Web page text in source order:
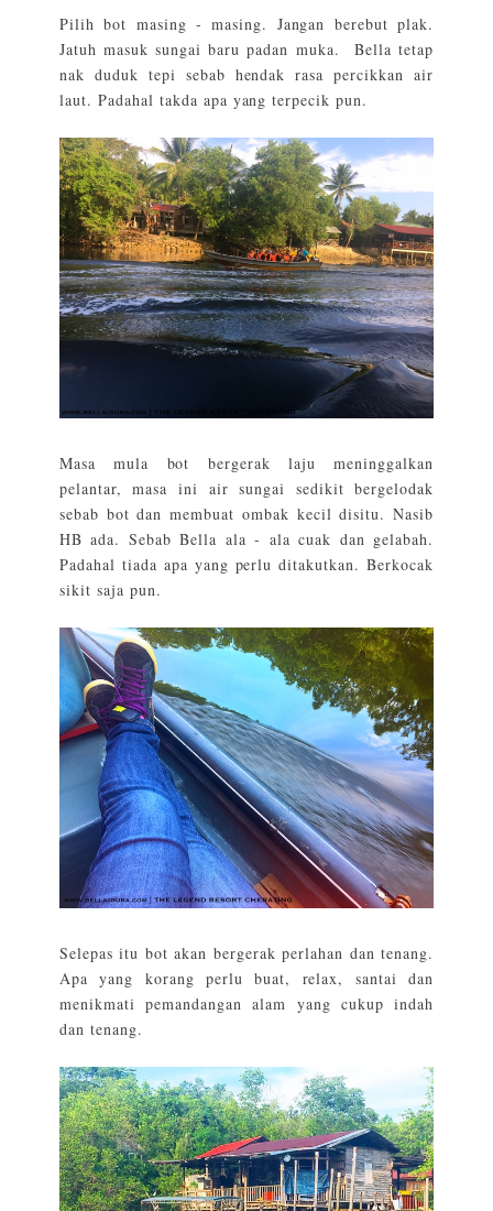
Pilih bot masing - masing. Jangan berebut plak.
Jatuh masuk sungai baru padan muka. Bella tetap
nak duduk tepi sebab hendak rasa percikkan air
laut. Padahal takda apa yang terpecik pun.
Masa mula bot bergerak laju meninggalkan
pelantar, masa ini air sungai sedikit bergelodak
sebab bot dan membuat ombak kecil disitu. Nasib
HB ada. Sebab Bella ala - ala cuak dan gelabah.
Padahal tiada apa yang perlu ditakutkan. Berkocak
sikit saja pun.
Selepas itu bot akan bergerak perlahan dan tenang.
Apa yang korang perlu buat, relax, santai dan
menikmati pemandangan alam yang cukup indah
dan tenang.